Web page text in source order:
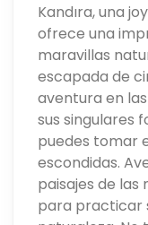
Kandıra, una
ofrece una
maravillas
escapada de
aventura en
sus singulares
puedes tomar
escondidas.
paisajes de las
para practicar